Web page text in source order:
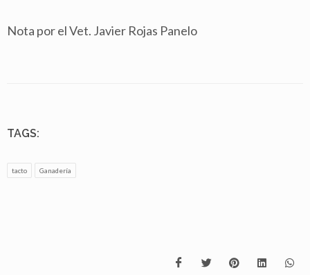
Nota por el Vet. Javier Rojas Panelo
TAGS:
tacto Ganadería